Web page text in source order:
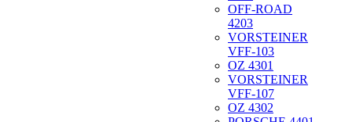
OFF-ROAD
4203
VORSTEINER
VFF-103
OZ 4301
VORSTEINER
VFF-107
OZ 4302